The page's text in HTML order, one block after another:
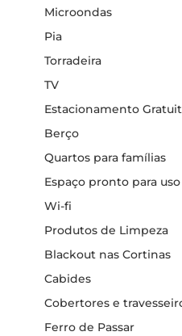
Microondas
Pia
Torradeira
TV
Estacionamento
Berço
Quartos para famílias
Espaço pronto para
Wi-fi
Produtos de Limpeza
Blackout nas Cortinas
Cabides
Cobertores e
Ferro de Passar